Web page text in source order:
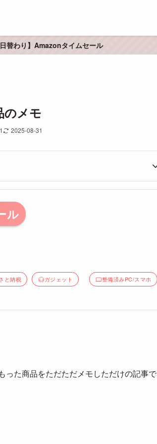
日替わり】Amazonタイムセール
のメモ
2025-08-31
ル
と納税 ガジェット 整備済みPC/スマホ
った商品をただただメモしただけの記事で